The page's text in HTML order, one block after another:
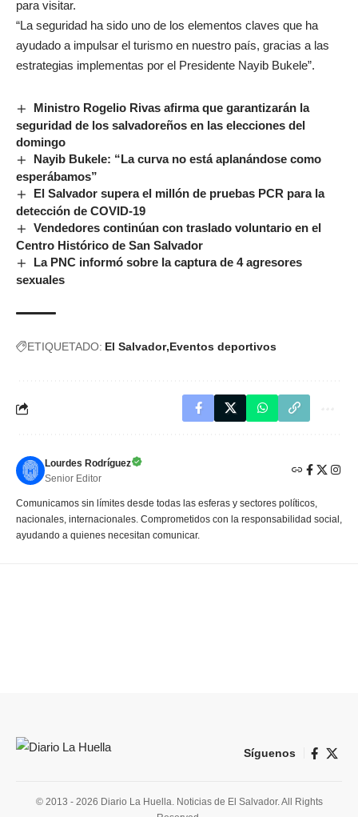
para visitar.
“La seguridad ha sido uno de los elementos claves que ha
ayudado a impulsar el turismo en nuestro país, gracias a las
estrategias implementas por el Presidente Nayib Bukele”.
Ministro Rogelio Rivas afirma que garantizarán la
seguridad de los salvadoreños en las elecciones del
domingo
Nayib Bukele: “La curva no está aplanándose como
esperábamos”
El Salvador supera el millón de pruebas PCR para la
detección de COVID-19
Vendedores continúan con traslado voluntario en el
Centro Histórico de San Salvador
La PNC informó sobre la captura de 4 agresores
sexuales
ETIQUETADO: El Salvador Eventos deportivos
Lourdes Rodríguez
Senior Editor
Comunicamos sin límites desde todas las esferas y sectores políticos,
nacionales, internacionales. Comprometidos con la responsabilidad social,
ayudando a quienes necesitan comunicar.
Síguenos
© 2013 - 2026 Diario La Huella. Noticias de El Salvador. All Rights